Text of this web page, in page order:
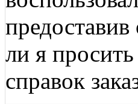
ли я
справок